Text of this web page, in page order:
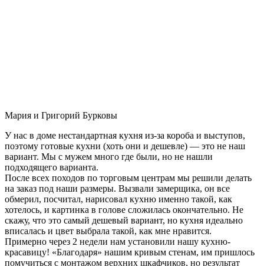
Мария и Григорий Бурковы
У нас в доме нестандартная кухня из-за короба и выступов,
поэтому готовые кухни (хоть они и дешевле) — это не наш
вариант. Мы с мужем много где были, но не нашли
подходящего варианта.
После всех походов по торговым центрам мы решили делать
на заказ под наши размеры. Вызвали замерщика, он все
обмерил, посчитал, нарисовал кухню именно такой, как
хотелось, и картинка в голове сложилась окончательно. Не
скажу, что это самый дешевый вариант, но кухня идеально
вписалась и цвет выбрала такой, как мне нравится.
Примерно через 2 недели нам установили нашу кухню-
красавицу! «Благодаря» нашим кривым стенам, им пришлось
помучиться с монтажом верхних шкафчиков, но результат